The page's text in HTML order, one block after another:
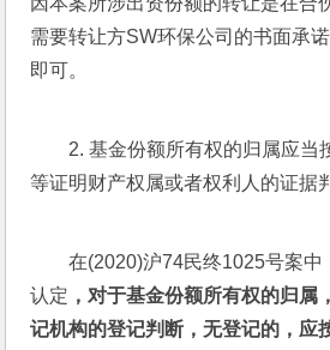
需要转让方SW环保公司的书面承
即可。
2. 基金份额所有权的归属应当
等证明财产权属或者权利人的证据
在(2020)沪74民终1025号案中
认定 ， 对于基金份额所有权的归属
记机构的登记判断，无登记的，应